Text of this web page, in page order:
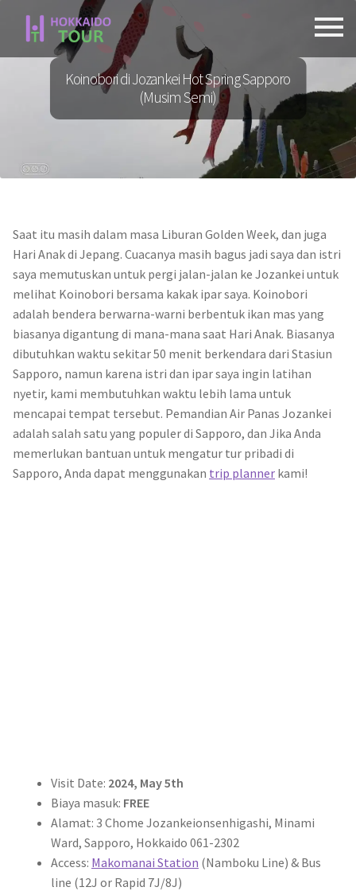
Skip
to
navigation
Skip
to
content
Koinobori di Jozankei Hot Spring Sapporo
(Musim Semi)
Saat itu masih dalam masa Liburan Golden Week, dan juga
Hari Anak di Jepang. Cuacanya masih bagus jadi saya dan istri
saya memutuskan untuk pergi jalan-jalan ke Jozankei untuk
melihat Koinobori bersama kakak ipar saya. Koinobori
adalah bendera berwarna-warni berbentuk ikan mas yang
biasanya digantung di mana-mana saat Hari Anak. Biasanya
dibutuhkan waktu sekitar 50 menit berkendara dari Stasiun
Sapporo, namun karena istri dan ipar saya ingin latihan
nyetir, kami membutuhkan waktu lebih lama untuk
mencapai tempat tersebut. Pemandian Air Panas Jozankei
adalah salah satu yang populer di Sapporo, dan Jika Anda
memerlukan bantuan untuk mengatur tur pribadi di
Sapporo, Anda dapat menggunakan trip planner kami!
Visit Date: 2024, May 5th
Biaya masuk: FREE
Alamat: 3 Chome Jozankeionsenhigashi, Minami
Ward, Sapporo, Hokkaido 061-2302
Access: Makomanai Station (Namboku Line) & Bus
line (12J or Rapid 7J/8J)